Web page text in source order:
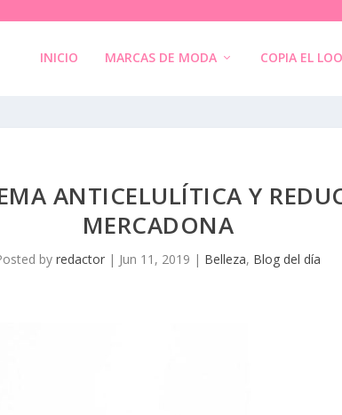
INICIO MARCAS DE MODA COPIA EL
ANTICELULÍTICA Y
MERCADONA
byredactor | Jun 11, 2019 | Belleza, Blog del día